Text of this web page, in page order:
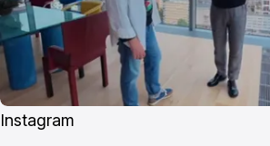
Instagram